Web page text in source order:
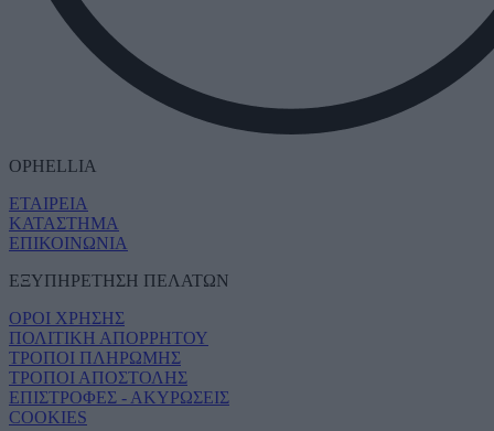
OPHELLIA
ΕΤΑΙΡΕΙΑ
ΚΑΤΑΣΤΗΜΑ
ΕΠΙΚΟΙΝΩΝΙΑ
ΕΞΥΠΗΡΕΤΗΣΗ ΠΕΛΑΤΩΝ
ΟΡΟΙ ΧΡΗΣΗΣ
ΠΟΛΙΤΙΚΗ ΑΠΟΡΡΗΤΟΥ
ΤΡΟΠΟΙ ΠΛΗΡΩΜΗΣ
ΤΡΟΠΟΙ ΑΠΟΣΤΟΛΗΣ
ΕΠΙΣΤΡΟΦΕΣ - ΑΚΥΡΩΣΕΙΣ
COOKIES